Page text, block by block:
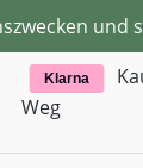
Klarna
Weg